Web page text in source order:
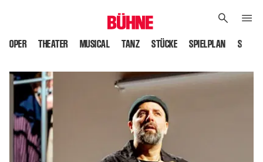
OPER THEATER MUSICAL TANZ STÜCKE SPIELPLAN